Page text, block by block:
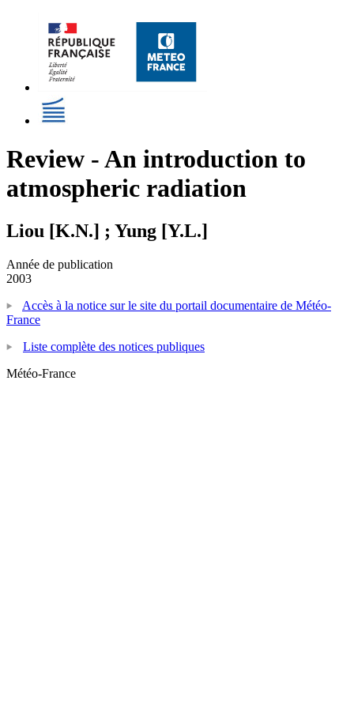
Review - An introduction to
atmospheric radiation
Liou [K.N.] ; Yung [Y.L.]
Année de publication
2003
Accès à la notice sur le site du portail documentaire de Météo-
France
Liste complète des notices publiques
Météo-France